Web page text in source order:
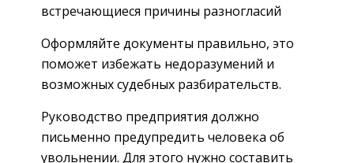
встречающиеся причины разногласий
Оформляйте документы правильно, это
поможет избежать недоразумений и
возможных судебных разбирательств.
Руководство предприятия должно
письменно предупредить человека об
увольнении. Для этого нужно составить